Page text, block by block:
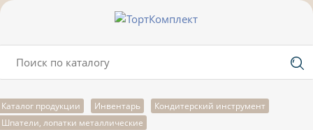
Каталог продукции Инвентарь
Кондитерский инструмент
Шпатели, лопатки металлические